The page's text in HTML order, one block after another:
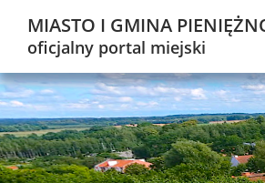
MIASTO I GMINA
oficjalny portal miejski